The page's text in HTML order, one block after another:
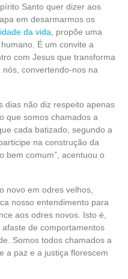
Santo quer dizer aos
em desarmarmos os
da vida , propõe uma
É um convite a
com Jesus que transforma
convertendo-nos na
dias não diz respeito apenas
que somos chamados a
cada batizado, segundo a
na construção da
bem comum”, acentuou o
novo em odres velhos,
nosso entendimento para
aos odres novos. Isto é,
de comportamentos
Somos todos chamados a
a paz e a justiça florescem